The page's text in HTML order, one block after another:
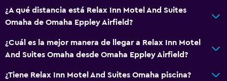
Zona de estar
Habitación
Perchero
¿A qué distancia está Relax Inn Motel And Suites
Omaha de Omaha Eppley Airfield?
¿Cuál es la mejor manera de llegar a Relax Inn Motel
And Suites Omaha desde Omaha Eppley Airfield?
¿Tiene Relax Inn Motel And Suites Omaha piscina?